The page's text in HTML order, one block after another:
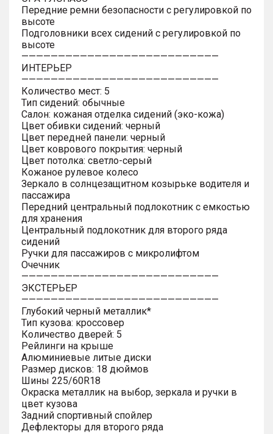
Передние ремни безопасности с регулировкой по
высоте
Подголовники всех сидений с регулировкой по
высоте
———————————————————————————
ИНТЕРЬЕР
———————————————————————————
Количество мест: 5
Тип сидений: обычные
Салон: кожаная отделка сидений (эко-кожа)
Цвет обивки сидений: черный
Цвет передней панели: черный
Цвет коврового покрытия: черный
Цвет потолка: светло-серый
Кожаное рулевое колесо
Зеркало в солнцезащитном козырьке водителя и
пассажира
Передний центральный подлокотник с емкостью
для хранения
Центральный подлокотник для второго ряда
сидений
Ручки для пассажиров с микролифтом
Очечник
———————————————————————————
ЭКСТЕРЬЕР
———————————————————————————
Глубокий черный металлик*
Тип кузова: кроссовер
Количество дверей: 5
Рейлинги на крыше
Алюминиевые литые диски
Размер дисков: 18 дюймов
Шины 225/60R18
Окраска металлик на выбор, зеркала и ручки в
цвет кузова
Задний спортивный спойлер
Дефлекторы для второго ряда